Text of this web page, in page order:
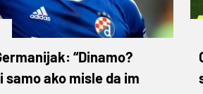
“Dinamo?
samo ako misle da im